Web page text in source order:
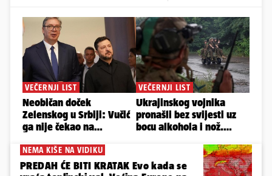
NEMA KIŠE NA VIDIKU
PREDAH ĆE BITI KRATAK Evo kada se